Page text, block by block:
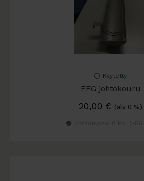
Käytetty
EFG johtokouru
20,00 € (alv 0 %)